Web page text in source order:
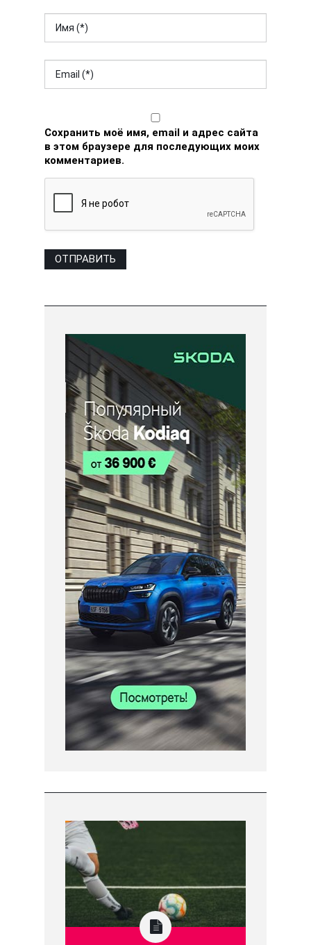
Сохранить моё имя, email и адрес сайта
в этом браузере для последующих моих
комментариев.